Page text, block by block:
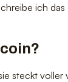
ich das
steckt